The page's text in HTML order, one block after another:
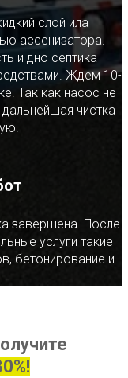
слой ила
ассенизатора.
и дно септика
Ждем 10-
Так как насос не
чистка
завершена. После
услуги такие
бетонирование и